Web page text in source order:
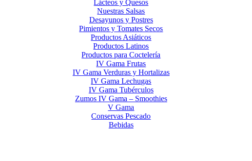
Lácteos y Quesos
Nuestras Salsas
Desayunos y Postres
Pimientos y Tomates Secos
Productos Asiáticos
Productos Latinos
Productos para Coctelería
IV Gama Frutas
IV Gama Verduras y Hortalizas
IV Gama Lechugas
IV Gama Tubérculos
Zumos IV Gama – Smoothies
V Gama
Conservas Pescado
Bebidas